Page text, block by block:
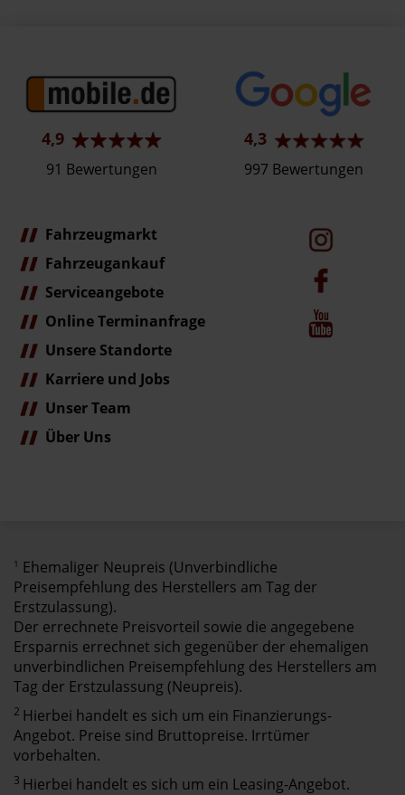
4,9
91 Bewertungen
4,3
997 Bewertungen
Fahrzeugmarkt
Fahrzeugankauf
Serviceangebote
Online Terminanfrage
Unsere Standorte
Karriere und Jobs
Unser Team
Über Uns
1 Ehemaliger Neupreis (Unverbindliche
Preisempfehlung des Herstellers am Tag der
Erstzulassung).
Der errechnete Preisvorteil sowie die angegebene
Ersparnis errechnet sich gegenüber der ehemaligen
unverbindlichen Preisempfehlung des Herstellers am
Tag der Erstzulassung (Neupreis).
2 Hierbei handelt es sich um ein Finanzierungs-
Angebot. Preise sind Bruttopreise. Irrtümer
vorbehalten.
3 Hierbei handelt es sich um ein Leasing-Angebot.